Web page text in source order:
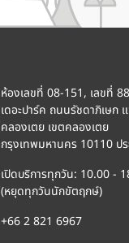
ห้องเลขที่ 08-151, เลขที่
เดอะปาร์ค ถนนรัชดาภิเษก
คลองเตย เขตคลองเตย
กรุงเทพมหานคร 10110 ปร
เปิดบริการทุกวัน: 10.00 -
(หยุดทุกวันนักขัตฤกษ์)
+66 2 821 6967